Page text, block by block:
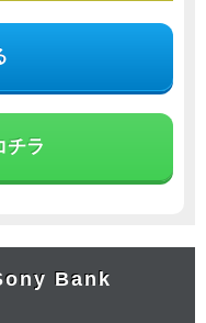
チラ
Bank